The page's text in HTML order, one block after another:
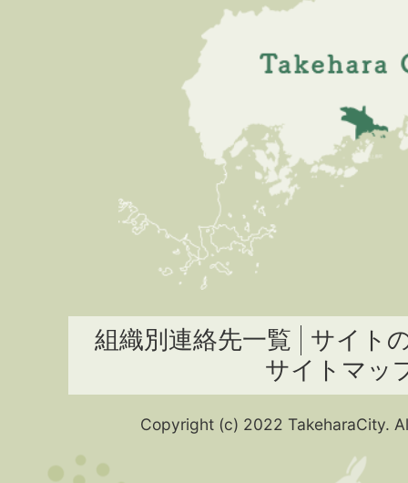
組織別連絡先一覧
サイト
サイトマッ
Copyright (c) 2022 TakeharaCity.